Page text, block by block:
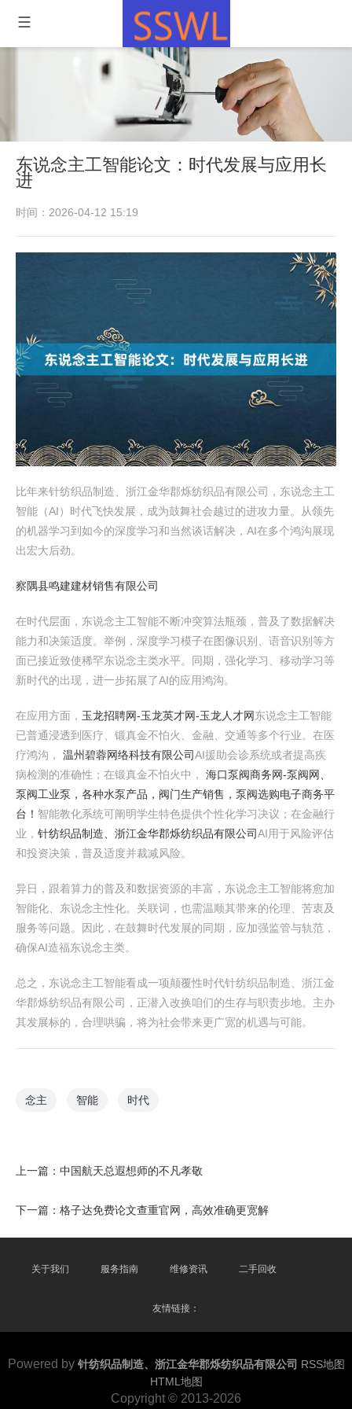
东说念主工智能论文：时代发展与应用长
进
时间：2026-04-12 15:19
比年来针纺织品制造、浙江金华郡烁纺织品有限公司，东说念主工
智能（AI）时代飞快发展，成为鼓舞社会越过的进攻力量。从领先
的机器学习到如今的深度学习和当然谈话解决，AI在多个鸿沟展现
出宏大后劲。
察隅县鸣建建材销售有限公司
在时代层面，东说念主工智能不断冲突算法瓶颈，普及了数据解决
能力和决策适度。举例，深度学习模子在图像识别、语音识别等方
面已接近致使稀罕东说念主类水平。同期，强化学习、移动学习等
新时代的出现，进一步拓展了AI的应用鸿沟。
在应用方面， 玉龙招聘网-玉龙英才网-玉龙人才网东说念主工智能
已普通浸透到医疗、锻真金不怕火、金融、交通等多个行业。在医
疗鸿沟， 温州碧蓉网络科技有限公司AI援助会诊系统或者提高疾
病检测的准确性；在锻真金不怕火中， 海口泵阀商务网-泵阀网、
泵阀工业泵，各种水泵产品，阀门生产销售，泵阀选购电子商务平
台！ 智能教化系统可阐明学生特色提供个性化学习决议；在金融行
业， 针纺织品制造、浙江金华郡烁纺织品有限公司AI用于风险评估
和投资决策，普及适度并裁减风险。
异日，跟着算力的普及和数据资源的丰富，东说念主工智能将愈加
智能化、东说念主性化。关联词，也需温顺其带来的伦理、苦衷及
服务等问题。因此，在鼓舞时代发展的同期，应加强监管与轨范，
确保AI造福东说念主类。
总之，东说念主工智能看成一项颠覆性时代针纺织品制造、浙江金
华郡烁纺织品有限公司，正潜入改换咱们的生存与职责步地。主办
其发展标的，合理哄骗，将为社会带来更广宽的机遇与可能。
念主 智能 时代
上一篇： 中国航天总遐想师的不凡孝敬
下一篇： 格子达免费论文查重官网，高效准确更宽解
关于我们 服务指南 维修资讯 二手回收
友情链接：
Powered by 针纺织品制造、浙江金华郡烁纺织品有限公司 RSS地图
HTML地图
Copyright © 2013-2026